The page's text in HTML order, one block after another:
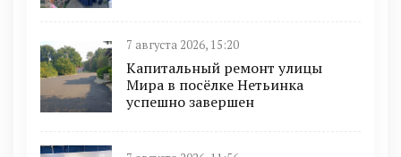
7 августа 2026, 15:20
Капитальный ремонт улицы
Мира в посёлке Нетьинка
успешно завершен